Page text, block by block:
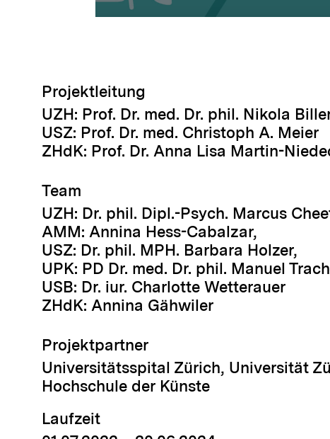
Projektleitung
UZH: Prof. Dr. med. Dr. phil. Nikola
USZ: Prof. Dr. med. Christoph A. Meier
ZHdK: Prof. Dr. Anna Lisa Martin-
Team
UZH: Dr. phil. Dipl.-Psych. Marcus
AMM: Annina Hess-Cabalzar,
USZ: Dr. phil. MPH. Barbara Holzer,
UPK: PD Dr. med. Dr. phil. Manuel
USB: Dr. iur. Charlotte Wetterauer
ZHdK: Annina Gähwiler
Projektpartner
Universitätsspital Zürich, Universität
Hochschule der Künste
Laufzeit